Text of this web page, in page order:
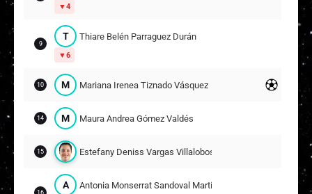
4
9
T Thiare Belén Parraguez Durán
6
10 M Mariana Irenea Tiznado Vásquez
14 M Maura Andrea Gómez Valdés
15 Estefany Deniss Vargas Villalobos
A Antonia Monserrat Sandoval Martínez